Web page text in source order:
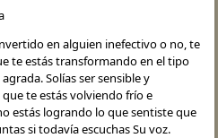
en alguien inefectivo o no, te
te estás transformando en el tipo
Solías ser sensible y
te estás volviendo frío e
estás logrando lo que sentiste que
si todavía escuchas Su voz.